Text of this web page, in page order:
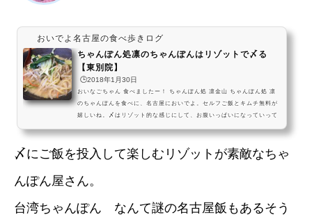
おいでよ名古屋の食べ歩きログ
ちゃんぽん処凛のちゃんぽんはリゾットで〆る
【東別院】
🕒️2018年1月30日
おいなごちゃん 食べましたー！ ちゃんぽん処 凛金山 ちゃんぽん処 凛
のちゃんぽんを食べに、名古屋においでよ。セルフご飯とキムチ無料が
嬉しいね。〆はリゾット的な感じにして、お腹いっぱいになっていって
場所にある、色んな種類のちゃんぽんが楽しめるお店なんだね～！ 〆は
無料ライスでリゾットを作って食べるのが推奨されていたよ～！ 粉チー
〆にご飯を投入して楽しむリゾットが素敵なちゃ
んぽん屋さん。
台湾ちゃんぽん なんて謎の名古屋飯もあるそう